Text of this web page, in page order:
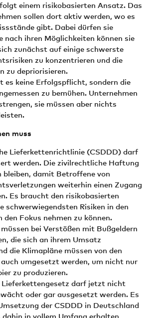
einem risikobasierten Ansatz. Das
sollen dort aktiv werden, wo es
gibt. Dabei dürfen sie
nach ihren Möglichkeiten können sie
zunächst auf einige schwerste
zu konzentrieren und die
zu depriorisieren.
es keine Erfolgspflicht, sondern die
zu bemühen. Unternehmen
sie müssen aber nichts
muss
Lieferkettenricht­linie (CSDDD) darf
werden. Die zivilrechtliche Haftung
bleiben, damit Betroffene von
weiterhin einen Zugang
Es braucht den risikobasierten
schwerwiegendsten Risiken in den
den Fokus nehmen zu können.
bei Verstößen mit Bußgeldern
die sich an ihrem Umsatz
die Klima­pläne müssen von den
umgesetzt werden, um nicht nur
zu produzieren.
Lieferkettengesetz darf jetzt nicht
oder gar ausgesetzt werden. Es
der CSDDD in Deutschland
dahin in vollem Umfang erhalten